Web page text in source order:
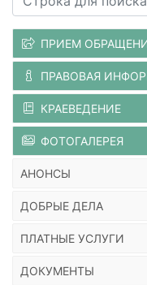
ПРИЕМ
ПРАВОВАЯ
КРАЕВЕДЕНИЕ
ФОТОГАЛЕРЕЯ
АНОНСЫ
ДОБРЫЕ ДЕЛА
ПЛАТНЫЕ УСЛУГИ
ДОКУМЕНТЫ